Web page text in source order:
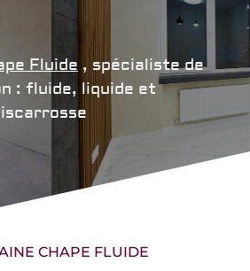
Fluide , spécialiste de
: fluide, liquide et
CHAPE FLUIDE